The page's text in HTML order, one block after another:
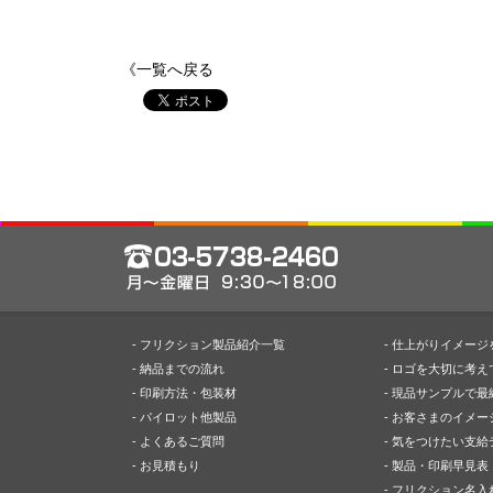
《一覧へ戻る
- フリクション製品紹介一覧
- 納品までの流れ
- 印刷方法・包装材
- パイロット他製品
- よくあるご質問
- お見積もり
- 仕上がりイメージ
- ロゴを大切に考え
- 現品サンプルで最
- お客さまのイメー
- 気をつけたい支給
- 製品・印刷早見表
- フリクション名入